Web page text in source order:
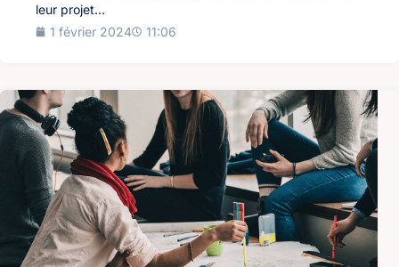
leur projet...
1 février 2024
11:06